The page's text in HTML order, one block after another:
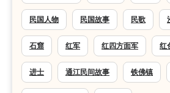
民国人物 民国故事 民歌
石窟 红军 红四方面军 红
进士 通江民间故事 铁佛镇